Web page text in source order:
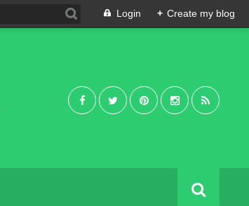
Login + Create my blog